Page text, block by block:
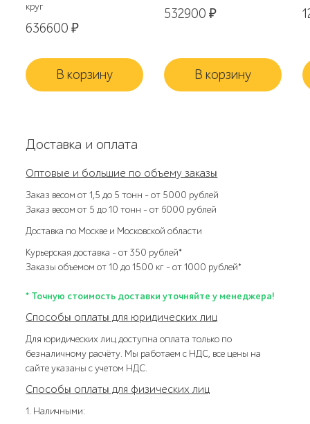
круг
636600₽
В корзину
532900₽
В корзину
Доставка и оплата
Оптовые и большие по объему заказы
Заказ весом от 1,5 до 5 тонн – от 5000 рублей
Заказ весом от 5 до 10 тонн – от 6000 рублей
Доставка по Москве и Московской области
Курьерская доставка – от 350 рублей*
Заказы объемом от 10 до 1500 кг – от 1000 рублей*
* Точную стоимость доставки уточняйте у менеджера!
Способы оплаты для юридических лиц
Для юридических лиц доступна оплата только по
безналичному расчёту. Мы работаем с НДС, все цены на
сайте указаны с учетом НДС.
Способы оплаты для физических лиц
1. Наличными: